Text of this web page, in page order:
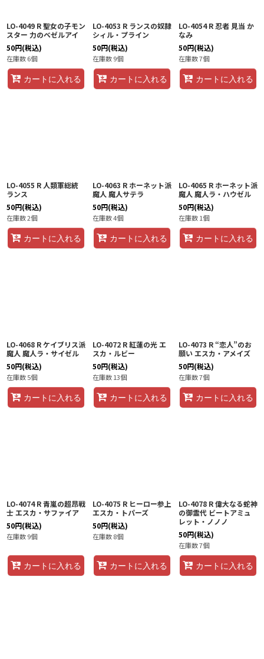
LO-4049 R 聖女の子モン
スター 力のベゼルアイ
50円(税込)
在庫数 6個
カートに入れる
LO-4053 R ランスの奴隷
シィル・プライン
50円(税込)
在庫数 9個
カートに入れる
LO-4054 R 忍者 見当 か
なみ
50円(税込)
在庫数 7個
カートに入れる
LO-4055 R 人類軍総統
ランス
50円(税込)
在庫数 2個
カートに入れる
LO-4063 R ホーネット派
魔人 魔人サテラ
50円(税込)
在庫数 4個
カートに入れる
LO-4065 R ホーネット派
魔人 魔人ラ・ハウゼル
50円(税込)
在庫数 1個
カートに入れる
LO-4068 R ケイブリス派
魔人 魔人ラ・サイゼル
50円(税込)
在庫数 5個
カートに入れる
LO-4072 R 紅蓮の光 エ
スカ・ルビー
50円(税込)
在庫数 13個
カートに入れる
LO-4073 R “恋人”のお
願い エスカ・アメイズ
50円(税込)
在庫数 7個
カートに入れる
LO-4074 R 青嵐の超昂戦
士 エスカ・サファイア
50円(税込)
在庫数 9個
カートに入れる
LO-4075 R ヒーロー参上
エスカ・トパーズ
50円(税込)
在庫数 8個
カートに入れる
LO-4078 R 偉大なる蛇神
の御霊代 ビートアミュ
レット・ノノノ
50円(税込)
在庫数 7個
カートに入れる